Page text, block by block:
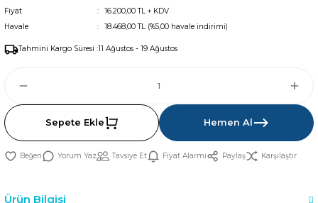
Fiyat
16.200,00 TL + KDV
Havale
18.468,00 TL (%5,00 havale indirimi)
Tahmini Kargo Süresi :11 Ağustos - 19 Ağustos
Sepete Ekle Hemen Al
Yorum Yaz Tavsiye Et Fiyat Alarmı Paylaş Karşılaştır
Ürün Bilgisi